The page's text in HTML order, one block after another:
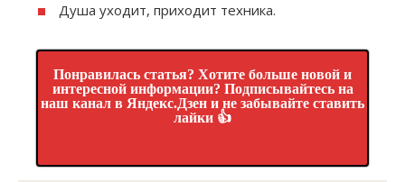
Душа уходит, приходит техника.
Понравилась статья? Хотите больше новой и
интересной информации? Подписывайтесь на
наш канал в Яндекс.Дзен и не забывайте ставить
лайки 👍